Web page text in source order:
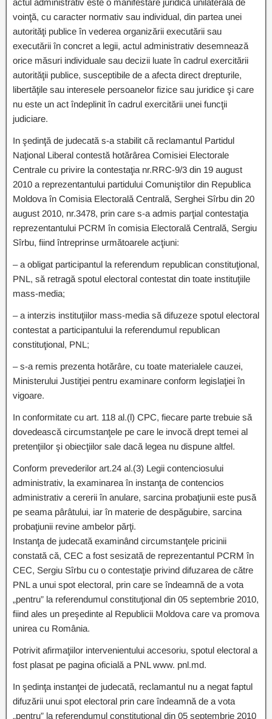
actul administrativ este o manifestare juridică unilaterală de
voinţă, cu caracter normativ sau individual, din partea unei
autorităţi publice în vederea organizării executării sau
executării în concret a legii, actul administrativ desemnează
orice măsuri individuale sau decizii luate în cadrul exercitării
autorităţii publice, susceptibile de a afecta direct drepturile,
libertăţile sau interesele persoanelor fizice sau juridice şi care
nu este un act îndeplinit în cadrul exercitării unei funcţii
judiciare.
In şedinţă de judecată s-a stabilit că reclamantul Partidul
Naţional Liberal contestă hotărârea Comisiei Electorale
Centrale cu privire la contestaţia nr.RRC-9/3 din 19 august
2010 a reprezentantului partidului Comuniştilor din Republica
Moldova în Comisia Electorală Centrală, Serghei Sîrbu din 20
august 2010, nr.3478, prin care s-a admis parţial contestaţia
reprezentantului PCRM în comisia Electorală Centrală, Sergiu
Sîrbu, fiind întreprinse următoarele acţiuni:
– a obligat participantul la referendum republican constituţional,
PNL, să retragă spotul electoral contestat din toate instituţiile
mass-media;
– a interzis instituţiilor mass-media să difuzeze spotul electoral
contestat a participantului la referendumul republican
constituţional, PNL;
– s-a remis prezenta hotărâre, cu toate materialele cauzei,
Ministerului Justiţiei pentru examinare conform legislaţiei în
vigoare.
In conformitate cu art. 118 al.(l) CPC, fiecare parte trebuie să
dovedească circumstanţele pe care le invocă drept temei al
pretenţiilor şi obiecţiilor sale dacă legea nu dispune altfel.
Conform prevederilor art.24 al.(3) Legii contenciosului
administrativ, la examinarea în instanţa de contencios
administrativ a cererii în anulare, sarcina probaţiunii este pusă
pe seama pârâtului, iar în materie de despăgubire, sarcina
probaţiunii revine ambelor părţi.
Instanţa de judecată examinând circumstanţele pricinii
constată că, CEC a fost sesizată de reprezentantul PCRM în
CEC, Sergiu Sîrbu cu o contestaţie privind difuzarea de către
PNL a unui spot electoral, prin care se îndeamnă de a vota
„pentru” la referendumul constituţional din 05 septembrie 2010,
fiind ales un preşedinte al Republicii Moldova care va promova
unirea cu România.
Potrivit afirmaţiilor intervenientului accesoriu, spotul electoral a
fost plasat pe pagina oficială a PNL www. pnl.md.
In şedinţa instanţei de judecată, reclamantul nu a negat faptul
difuzării unui spot electoral prin care îndeamnă de a vota
„pentru” la referendumul constituţional din 05 septembrie 2010